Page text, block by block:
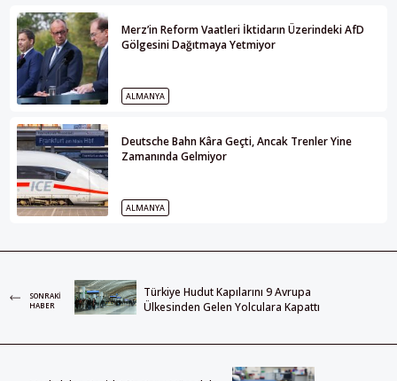
Merz’in Reform Vaatleri İktidarın Üzerindeki AfD
Gölgesini Dağıtmaya Yetmiyor
ALMANYA
Deutsche Bahn Kâra Geçti, Ancak Trenler Yine
Zamanında Gelmiyor
ALMANYA
SONRAKI
HABER
Türkiye Hudut Kapılarını 9 Avrupa
Ülkesinden Gelen Yolculara Kapattı